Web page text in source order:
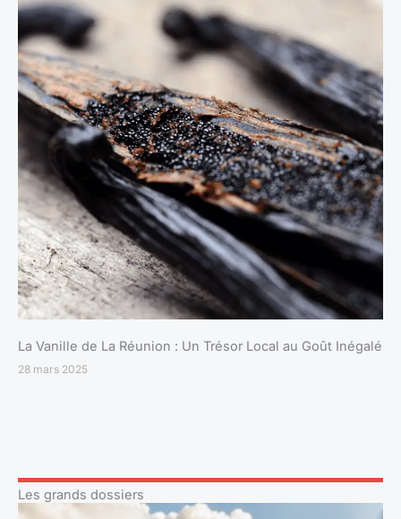
La Vanille de La Réunion : Un Trésor Local au Goût Inégalé
28 mars 2025
Les grands dossiers